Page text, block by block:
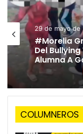
29 de mayo de
#Morelia
Del Bullying
Alumna A
COLUMNEROS